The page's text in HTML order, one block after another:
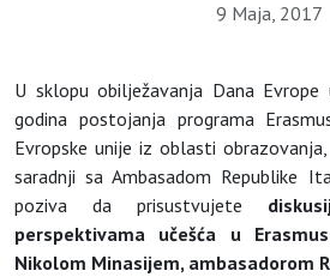
9 Maja, 2017
U sklopu obilježavanja Dana
godina postojanja programa
Evropske unije iz oblasti
saradnji sa Ambasadom Republike
poziva da prisustvujete
perspektivama učešća u
Nikolom Minasijem, ambasadorom